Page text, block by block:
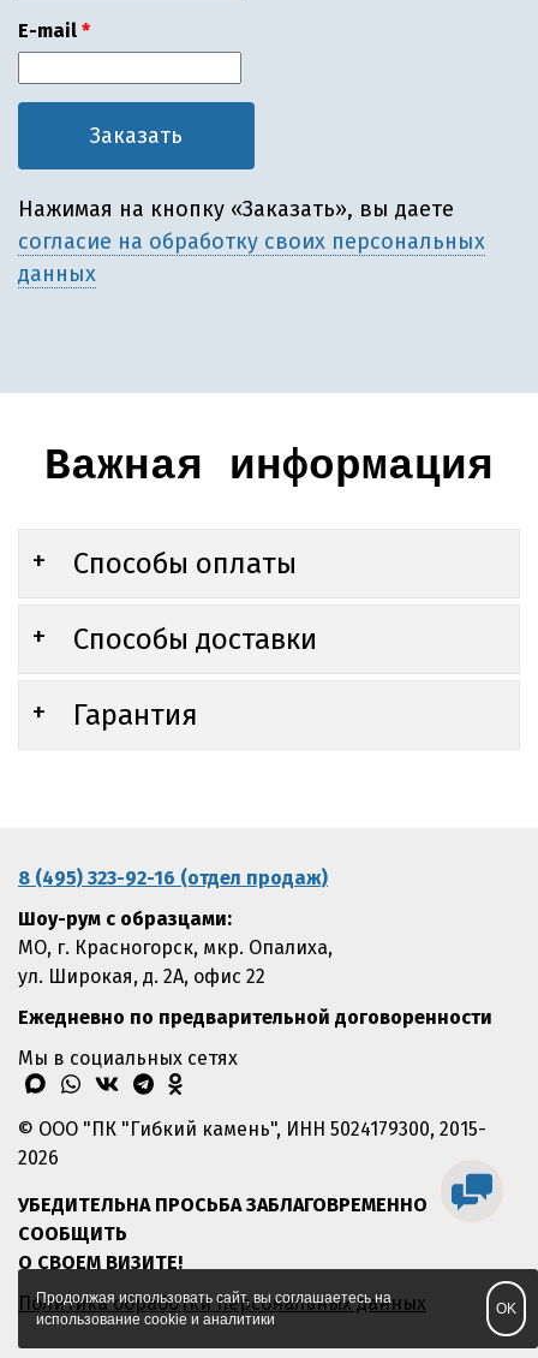
E-mail
Нажимая на кнопку «Заказать», вы даете
согласие на обработку своих персональных
данных
Важная информация
Способы оплаты
Способы доставки
Гарантия
8 (495) 323-92-16 (отдел продаж)
Шоу-рум с образцами:
МО, г. Красногорск, мкр. Опалиха,
ул. Широкая, д. 2А, офис 22
Ежедневно по предварительной договоренности
Мы в социальных сетях
max whatsapp
vk telegramodnoklassniki
© ООО "ПК "Гибкий камень", ИНН 5024179300, 2015-
2026
УБЕДИТЕЛЬНА ПРОСЬБА ЗАБЛАГОВРЕМЕННО
СООБЩИТЬ
О СВОЕМ ВИЗИТЕ!
Политика обработки персональных данных
Продолжая использовать сайт, вы соглашаетесь на
использование cookie и аналитики
OK